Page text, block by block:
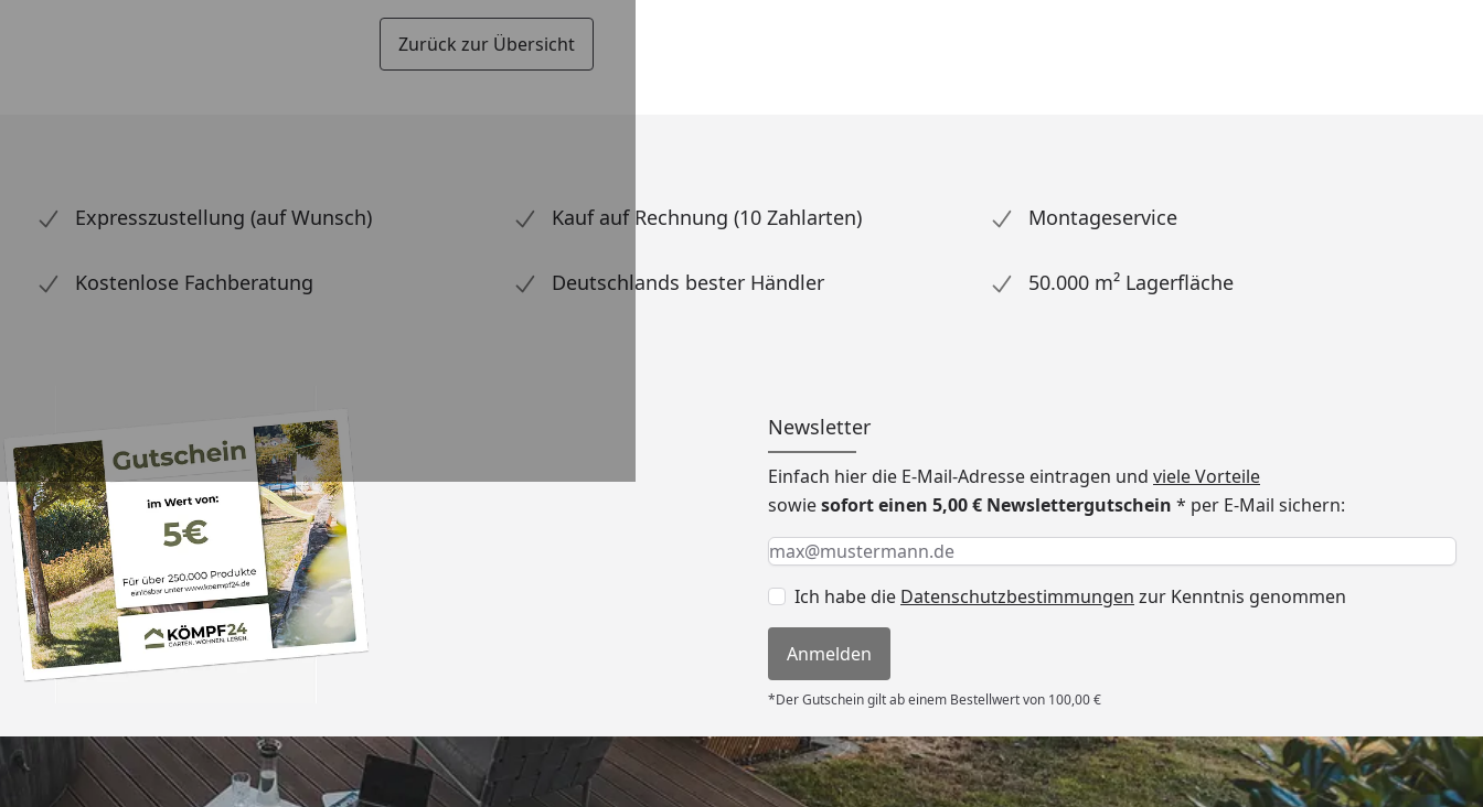
Zurück zur Übersicht
Expresszustellung (auf Wunsch) Kauf auf Rechnung (10 Zahlarten) Montageservice
Kostenlose Fachberatung Deutschlands bester Händler 50.000 m² Lagerfläche
Newsletter
Einfach hier die E-Mail-Adresse eintragen und viele Vorteile
sowiesofort einen 5,00 € Newslettergutschein * per E-Mail sichern:
Keine Eingabe erforderlich
Eingabe erforderlich
E-Mail *
Ich habe die Datenschutzbestimmungen zur Kenntnis genommen
Anmelden
*Der Gutschein gilt ab einem Bestellwert von 100,00 €